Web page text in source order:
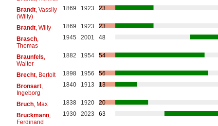
Brandt, Vassily
(Willy)
1869 1923 23
Brandt, Willy 1869 1923
23
Brasch,
Thomas
1945 2001 48
Braunfels
Walter
1882 1954 54
Brecht, Bertolt 1898 1956
56
Bronsart,
Ingeborg
1840 1913 13
Bruch, Max 1838 1920
20
Bruckmann,
Ferdinand
1930 2023 63